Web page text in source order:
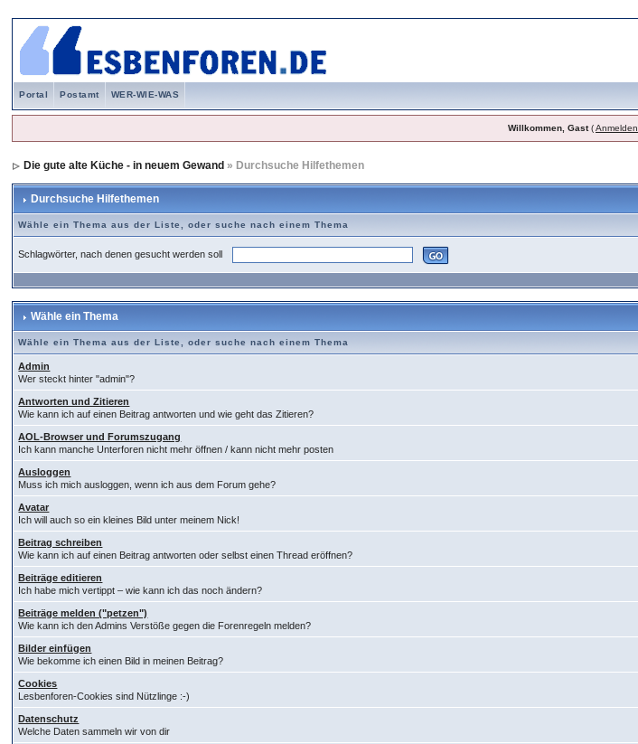
Portal Postamt WER-WIE-WAS
Willkommen, Gast(Anmelden
Die gute alte Küche - in neuem Gewand » Durchsuche Hilfethemen
Durchsuche Hilfethemen
Wähle ein Thema aus der Liste, oder suche nach einem Thema
Schlagwörter, nach denen gesucht werden soll
Wähle ein Thema
Wähle ein Thema aus der Liste, oder suche nach einem Thema
Admin
Wer steckt hinter "admin"?
Antworten und Zitieren
Wie kann ich auf einen Beitrag antworten und wie geht das Zitieren?
AOL-Browser und Forumszugang
Ich kann manche Unterforen nicht mehr öffnen / kann nicht mehr posten
Ausloggen
Muss ich mich ausloggen, wenn ich aus dem Forum gehe?
Avatar
Ich will auch so ein kleines Bild unter meinem Nick!
Beitrag schreiben
Wie kann ich auf einen Beitrag antworten oder selbst einen Thread eröffnen?
Beiträge editieren
Ich habe mich vertippt – wie kann ich das noch ändern?
Beiträge melden ("petzen")
Wie kann ich den Admins Verstöße gegen die Forenregeln melden?
Bilder einfügen
Wie bekomme ich einen Bild in meinen Beitrag?
Cookies
Lesbenforen-Cookies sind Nützlinge :-)
Datenschutz
Welche Daten sammeln wir von dir